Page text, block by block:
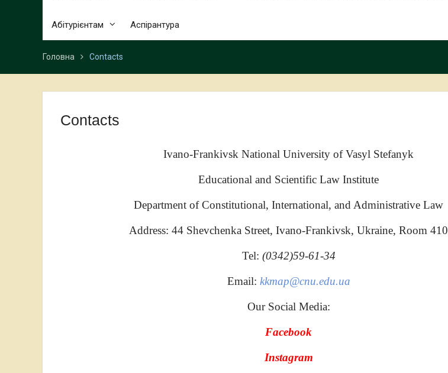
Абітурієнтам Аспірантура
Головна Contacts
Contacts
Ivano-Frankivsk National University of Vasyl Stefanyk
Educational and Scientific Law Institute
Department of Constitutional, International, and Administrative Law
Address: 44 Shevchenka Street, Ivano-Frankivsk, Ukraine, Room 410
Tel: (0342)59-61-34
Email: kkmap@cnu.edu.ua
Our Social Media:
Facebook
Instagram